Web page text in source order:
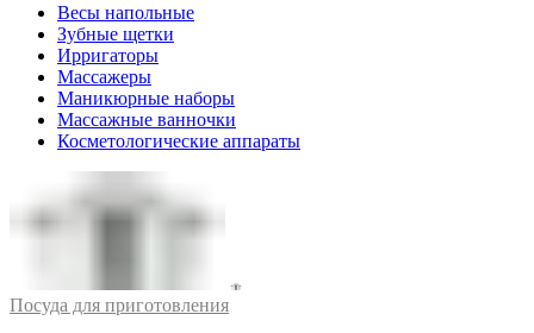
Весы напольные
Зубные щетки
Ирригаторы
Массажеры
Маникюрные наборы
Массажные ванночки
Косметологические аппараты
Посуда для приготовления